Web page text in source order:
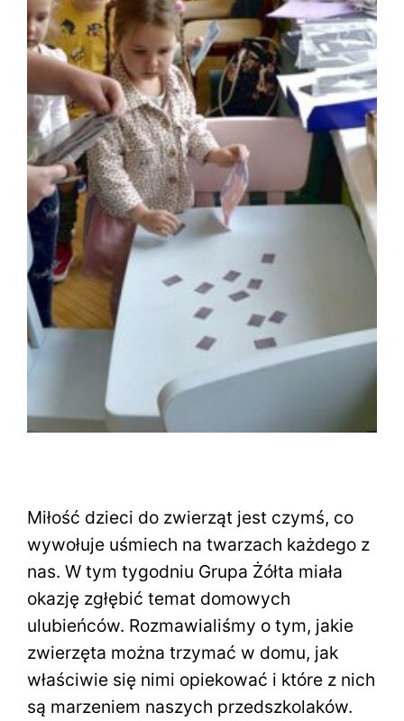
Miłość dzieci do zwierząt jest czymś, co
wywołuje uśmiech na twarzach każdego z
nas. W tym tygodniu Grupa Żółta miała
okazję zgłębić temat domowych
ulubieńców. Rozmawialiśmy o tym, jakie
zwierzęta można trzymać w domu, jak
właściwie się nimi opiekować i które z nich
są marzeniem naszych przedszkolaków.